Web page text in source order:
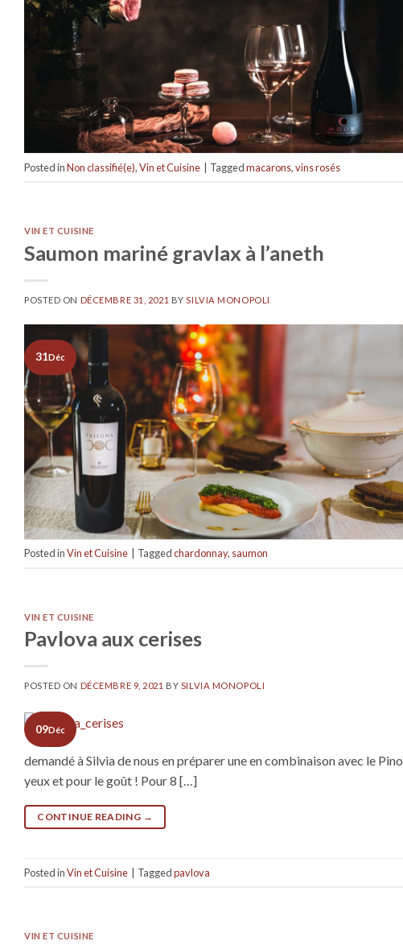
Posted inNon classifié(e),Vin et Cuisine Taggedmacarons,vins rosés
VIN ET CUISINE
Saumon mariné gravlax à l’aneth
POSTED ON DÉCEMBRE 31, 2021 BYSILVIA MONOPOLI
31Déc
Posted inVin et Cuisine Taggedchardonnay, saumon
VIN ET CUISINE
Pavlova aux cerises
POSTED ON DÉCEMBRE 9, 2021 BY SILVIA MONOPOLI
09Déc
demandé à Silvia de nous en préparer une en combinaison avec le
yeux et pour le goût ! Pour 8 […]
CONTINUE READING →
Posted inVin et Cuisine Taggedpavlova
VIN ET CUISINE